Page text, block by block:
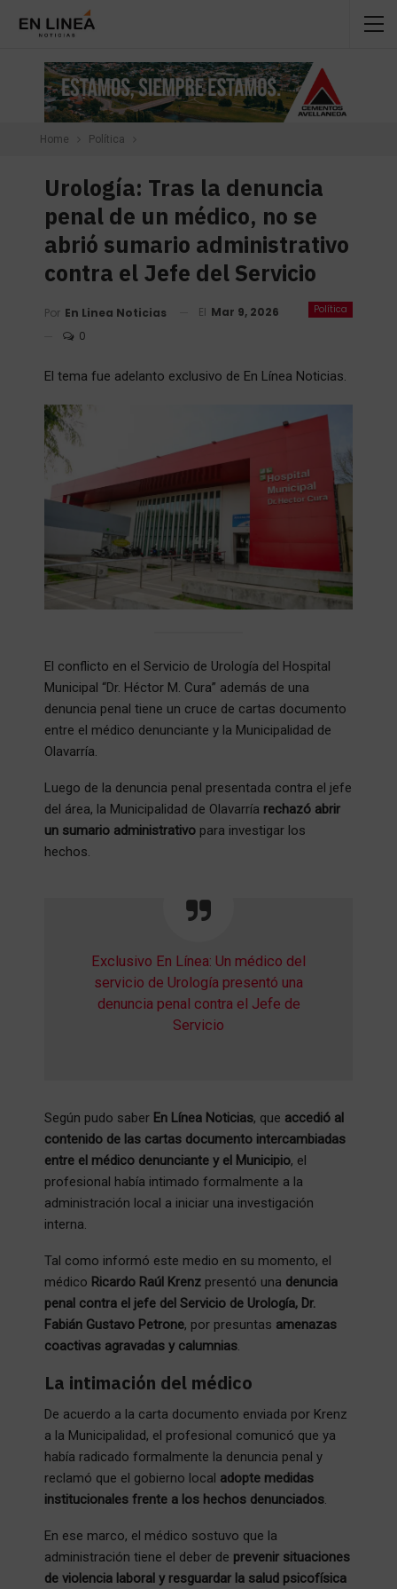
Home Política
Urología: Tras la denuncia
penal de un médico, no se
abrió sumario administrativo
contra el Jefe del Servicio
Política
Por En Linea Noticias El Mar 9, 2026
0
El tema fue adelanto exclusivo de En Línea Noticias.
El conflicto en el Servicio de Urología del Hospital
Municipal “Dr. Héctor M. Cura” además de una
denuncia penal tiene un cruce de cartas documento
entre el médico denunciante y la Municipalidad de
Olavarría.
Luego de la denuncia penal presentada contra el jefe
del área, la Municipalidad de Olavarría rechazó abrir
un sumario administrativo para investigar los
hechos.
Exclusivo En Línea: Un médico del
servicio de Urología presentó una
denuncia penal contra el Jefe de
Servicio
Según pudo saber En Línea Noticias, que accedió al
contenido de las cartas documento intercambiadas
entre el médico denunciante y el Municipio, el
profesional había intimado formalmente a la
administración local a iniciar una investigación
interna.
Tal como informó este medio en su momento, el
médico Ricardo Raúl Krenz presentó una denuncia
penal contra el jefe del Servicio de Urología, Dr.
Fabián Gustavo Petrone, por presuntas amenazas
coactivas agravadas y calumnias.
La intimación del médico
De acuerdo a la carta documento enviada por Krenz
a la Municipalidad, el profesional comunicó que ya
había radicado formalmente la denuncia penal y
reclamó que el gobierno local adopte medidas
institucionales frente a los hechos denunciados.
En ese marco, el médico sostuvo que la
administración tiene el deber de prevenir situaciones
de violencia laboral y resguardar la salud psicofísica